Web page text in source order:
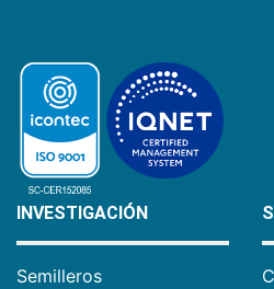
INVESTIGACIÓN
Semilleros